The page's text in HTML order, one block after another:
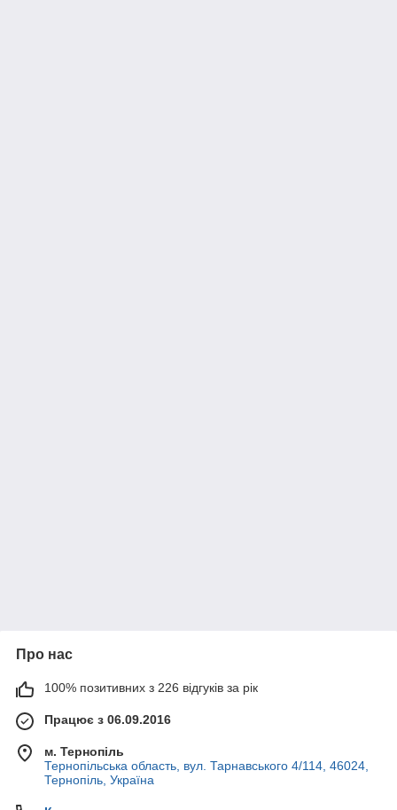
Про нас
100% позитивних з 226 відгуків за рік
Працює з 06.09.2016
м. Тернопіль
Тернопільська область, вул. Тарнавського 4/114, 46024,
Тернопіль, Україна